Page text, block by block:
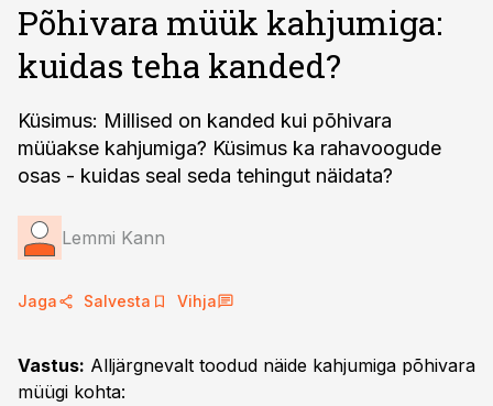
Põhivara müük kahjumiga:
kuidas teha kanded?
Küsimus: Millised on kanded kui põhivara
müüakse kahjumiga? Küsimus ka rahavoogude
osas - kuidas seal seda tehingut näidata?
Lemmi Kann
Jaga Salvesta Vihja
Vastus: Alljärgnevalt toodud näide kahjumiga põhivara
müügi kohta: